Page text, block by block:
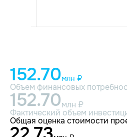
152.70млн ₽
Объем финансовых
152.70млн ₽
Фактический объем
Общая оценка стоимости